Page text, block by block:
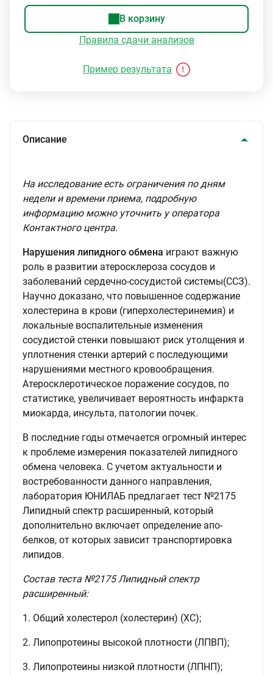
В корзину
Правила сдачи анализов
Пример результата
Описание
На исследование есть ограничения по дням
недели и времени приема, подробную
информацию можно уточнить у оператора
Контактного центра.
Нарушения липидного обмена играют важную
роль в развитии атеросклероза сосудов и
заболеваний сердечно-сосудистой системы(ССЗ).
Научно доказано, что повышенное содержание
холестерина в крови (гиперхолестеринемия) и
локальные воспалительные изменения
сосудистой стенки повышают риск утолщения и
уплотнения стенки артерий с последующими
нарушениями местного кровообращения.
Атеросклеротическое поражение сосудов, по
статистике, увеличивает вероятность инфаркта
миокарда, инсульта, патологии почек.
В последние годы отмечается огромный интерес
к проблеме измерения показателей липидного
обмена человека. С учетом актуальности и
востребованности данного направления,
лаборатория ЮНИЛАБ предлагает тест №2175
Липидный спектр расширенный, который
дополнительно включает определение апо-
белков, от которых зависит транспортировка
липидов.
Состав теста №2175 Липидный спектр
расширенный:
1. Общий холестерол (холестерин) (ХС);
2. Липопротеины высокой плотности (ЛПВП);
3. Липопротеины низкой плотности (ЛПНП);